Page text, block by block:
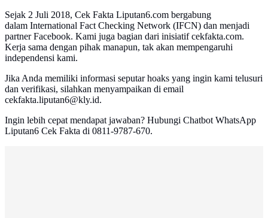
Sejak 2 Juli 2018, Cek Fakta Liputan6.com bergabung
dalam International Fact Checking Network (IFCN) dan menjadi
partner Facebook. Kami juga bagian dari inisiatif cekfakta.com.
Kerja sama dengan pihak manapun, tak akan mempengaruhi
independensi kami.
Jika Anda memiliki informasi seputar hoaks yang ingin kami telusuri
dan verifikasi, silahkan menyampaikan di email
cekfakta.liputan6@kly.id.
Ingin lebih cepat mendapat jawaban? Hubungi Chatbot WhatsApp
Liputan6 Cek Fakta di 0811-9787-670.